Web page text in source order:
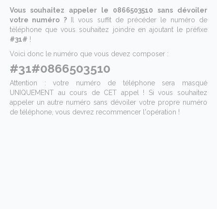
Vous souhaitez appeler le 0866503510 sans dévoiler
votre numéro ?Il vous suffit de précéder le numéro de
téléphone que vous souhaitez joindre en ajoutant le préfixe
#31# !
Voici donc le numéro que vous devez composer :
#31#0866503510
Attention : votre numéro de téléphone sera masqué
UNIQUEMENT au cours de CET appel ! Si vous souhaitez
appeler un autre numéro sans dévoiler votre propre numéro
de téléphone, vous devrez recommencer l'opération !